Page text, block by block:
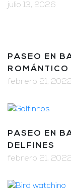
julio 13, 2026
PASEO EN
ROMÁNTICO
febrero 21,
PASEO EN
DELFINES
febrero 21,